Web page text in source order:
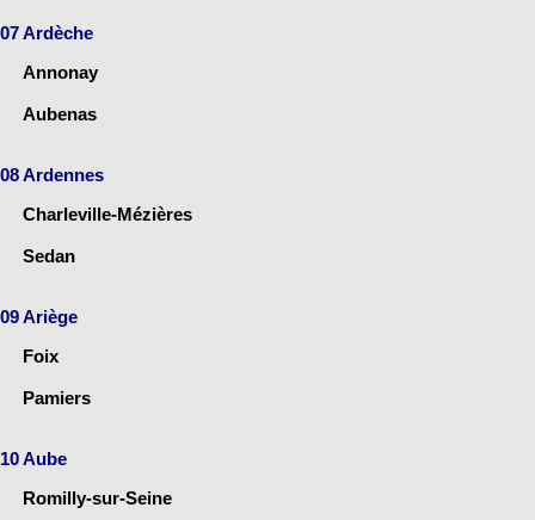
07 Ardèche
Annonay
Aubenas
08 Ardennes
Charleville-Mézières
Sedan
09 Ariège
Foix
Pamiers
10 Aube
Romilly-sur-Seine